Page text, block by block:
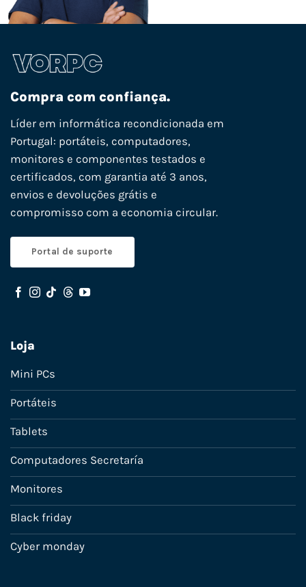
Compra com confiança.
Líder em informática recondicionada em
Portugal: portáteis, computadores,
monitores e componentes testados e
certificados, com garantia até 3 anos,
envios e devoluções grátis e
compromisso com a economia circular.
Portal de suporte
Loja
Mini PCs
Portáteis
Tablets
Computadores Secretaría
Monitores
Black friday
Cyber monday